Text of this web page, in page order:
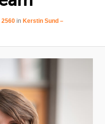
2560 in Kerstin Sund –